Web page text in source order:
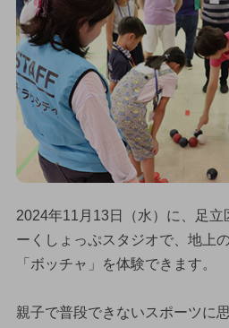
2024年11月13日（水）に、足立
ーくしょっぷスタジオで、地上
「ボッチャ」を体験できます。
親子で普段できないスポーツに